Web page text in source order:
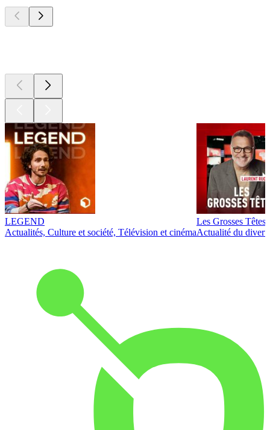
LEGEND
Actualités, Culture et société, Télévision et cinéma
Les Grosses Têtes
Actualité du